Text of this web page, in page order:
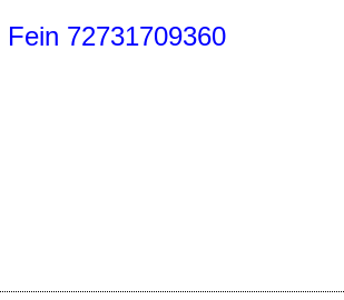
Fein 72731709360